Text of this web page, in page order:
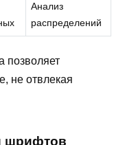
Анализ
распределений
позволяет
не отвлекая
шрифтов